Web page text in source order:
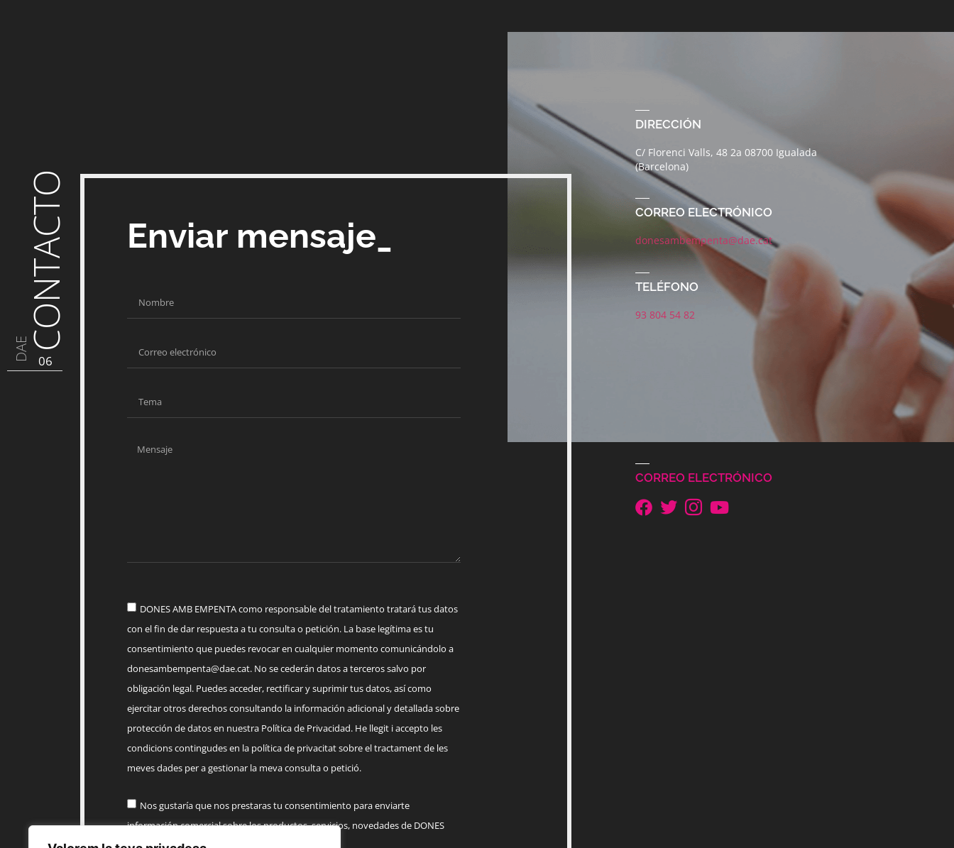
DAE CONTACTO
06
Enviar mensaje_
DONES AMB EMPENTA como responsable del tratamiento tratará tus datos
con el fin de dar respuesta a tu consulta o petición. La base legítima es tu
consentimiento que puedes revocar en cualquier momento comunicándolo a
donesambempenta@dae.cat. No se cederán datos a terceros salvo por
obligación legal. Puedes acceder, rectificar y suprimir tus datos, así como
ejercitar otros derechos consultando la información adicional y detallada sobre
protección de datos en nuestra Política de Privacidad. He llegit i accepto les
condicions contingudes en la política de privacitat sobre el tractament de les
meves dades per a gestionar la meva consulta o petició.
Nos gustaría que nos prestaras tu consentimiento para enviarte
información comercial sobre los productos, servicios, novedades de DONES
AMB EMPENTA
DIRECCIÓN
C/ Florenci Valls, 48 2a 08700 Igualada
(Barcelona)
CORREO ELECTRÓNICO
donesambempenta@dae.cat
TELÉFONO
93 804 54 82
CORREO ELECTRÓNICO